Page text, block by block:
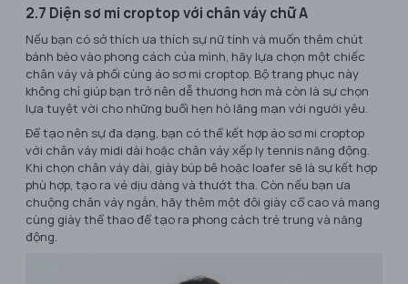
2.7 Diện sơ mi croptop với chân váy chữ A
Nếu bạn có sở thích ưa thích sự nữ tính và muốn thêm chút
bánh bèo vào phong cách của mình, hãy lựa chọn một chiếc
chân váy và phối cùng áo sơ mi croptop. Bộ trang phục này
không chỉ giúp bạn trở nên dễ thương hơn mà còn là sự chọn
lựa tuyệt vời cho những buổi hẹn hò lãng mạn với người yêu.
Để tạo nên sự đa dạng, bạn có thể kết hợp áo sơ mi croptop
với chân váy midi dài hoặc chân váy xếp ly tennis năng động.
Khi chọn chân váy dài, giày búp bê hoặc loafer sẽ là sự kết hợp
phù hợp, tạo ra vẻ dịu dàng và thướt tha. Còn nếu bạn ưa
chuộng chân váy ngắn, hãy thêm một đôi giày cổ cao và mang
cùng giày thể thao để tạo ra phong cách trẻ trung và năng
động.